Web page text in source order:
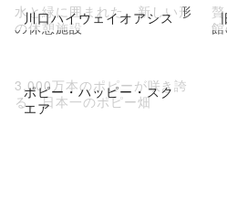
川口ハイウェイオアシス
水と緑に囲まれた、新しい形
の休憩施設
ポピー・ハッピー・スク
エア
3,000万本のポピーが咲き誇
る、日本一のポピー畑